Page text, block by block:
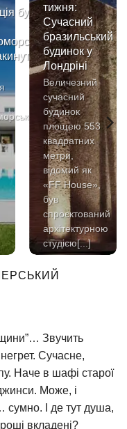
будинкутижня:
Сучасний
бразильський
будинок у
Лондріні
Величезний
сучасний
будинок
площею 553
квадратних
метри,
відомий як
«FF House»,
був
спроєктований
архітектурною
студією[...]
Звучить
Сучасне,
Наче в шафі старої
Може, і
сумно. І де тут душа,
вкладені?